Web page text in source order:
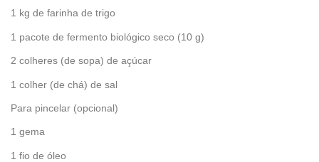
1 kg de farinha de trigo
1 pacote de fermento biológico seco (10 g)
2 colheres (de sopa) de açúcar
1 colher (de chá) de sal
Para pincelar (opcional)
1 gema
1 fio de óleo